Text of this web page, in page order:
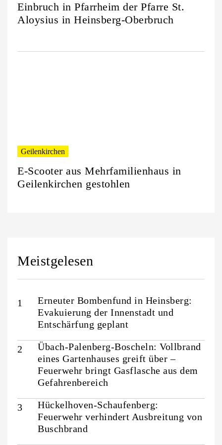
Einbruch in Pfarrheim der Pfarre St.
Aloysius in Heinsberg-Oberbruch
Geilenkirchen
E-Scooter aus Mehrfamilienhaus in
Geilenkirchen gestohlen
Meistgelesen
Erneuter Bombenfund in Heinsberg:
Evakuierung der Innenstadt und
Entschärfung geplant
Übach-Palenberg-Boscheln: Vollbrand
eines Gartenhauses greift über –
Feuerwehr bringt Gasflasche aus dem
Gefahrenbereich
Hückelhoven-Schaufenberg:
Feuerwehr verhindert Ausbreitung von
Buschbrand